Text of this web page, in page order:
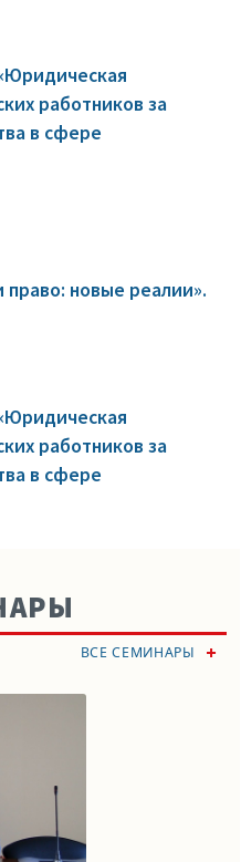
работников за
в сфере
новые реалии».
работников за
в сфере
ВСЕ СЕМИНАРЫ